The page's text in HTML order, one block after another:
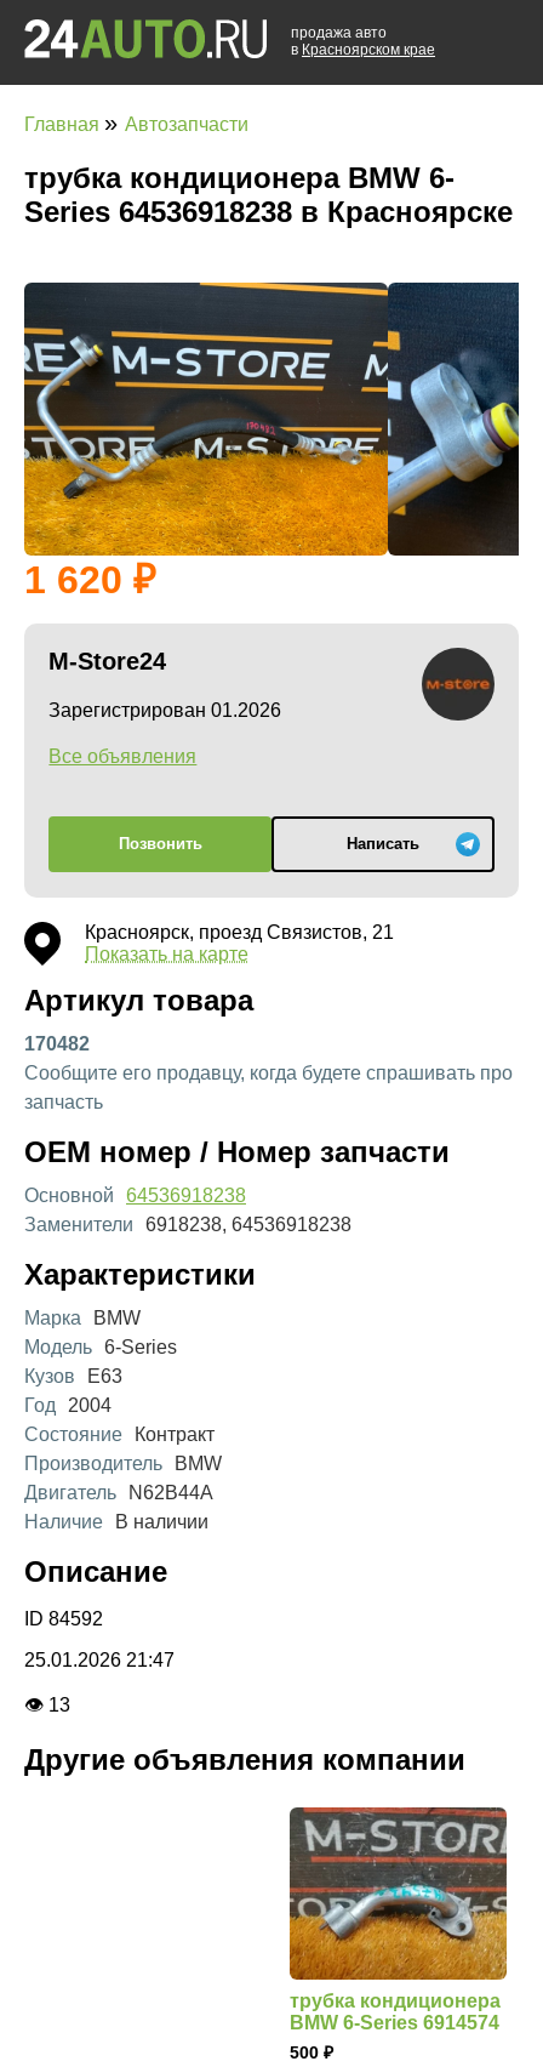
продажа авто
в Красноярском крае
Главная » Автозапчасти
трубка кондиционера BMW 6-
Series 64536918238 в Красноярске
1 620
M-Store24
Зарегистрирован 01.2026
Все объявления
Позвонить Написать
Красноярск, проезд Связистов, 21
Показать на карте
Артикул товара
170482
Сообщите его продавцу, когда будете спрашивать про
запчасть
OEM номер / Номер запчасти
Основной
64536918238
Заменители
6918238, 64536918238
Характеристики
Марка
BMW
Модель 6-Series
Кузов
E63
Год
2004
Состояние
Контракт
Производитель
BMW
Двигатель
N62B44A
Наличие
В наличии
Описание
ID 84592
25.01.2026 21:47
👁 13
Другие объявления компании
трубка кондиционера
BMW 6-Series 6914574
500